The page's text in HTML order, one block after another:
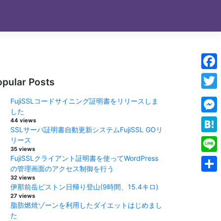
Posts
FujiSSLコードサイニング証明書をリリースしま
した
44 views
SSLサーバ証明書自動更新システムFujiSSL GOリ
リース
35 views
FujiSSLクライアント証明書を使ってWordPress
の管理画面のアクセス制御を行う
32 views
伊那前岳ピストン日帰り登山(9時間、15.4キロ)
27 views
脂肪燃焼ゾーンを利用したダイエットはじめまし
た
Line